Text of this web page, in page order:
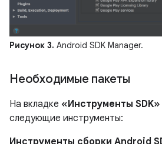
Рисунок 3. Android SDK Manager.
Необходимые пакеты
На вкладке «Инструменты SDK»
следующие инструменты: